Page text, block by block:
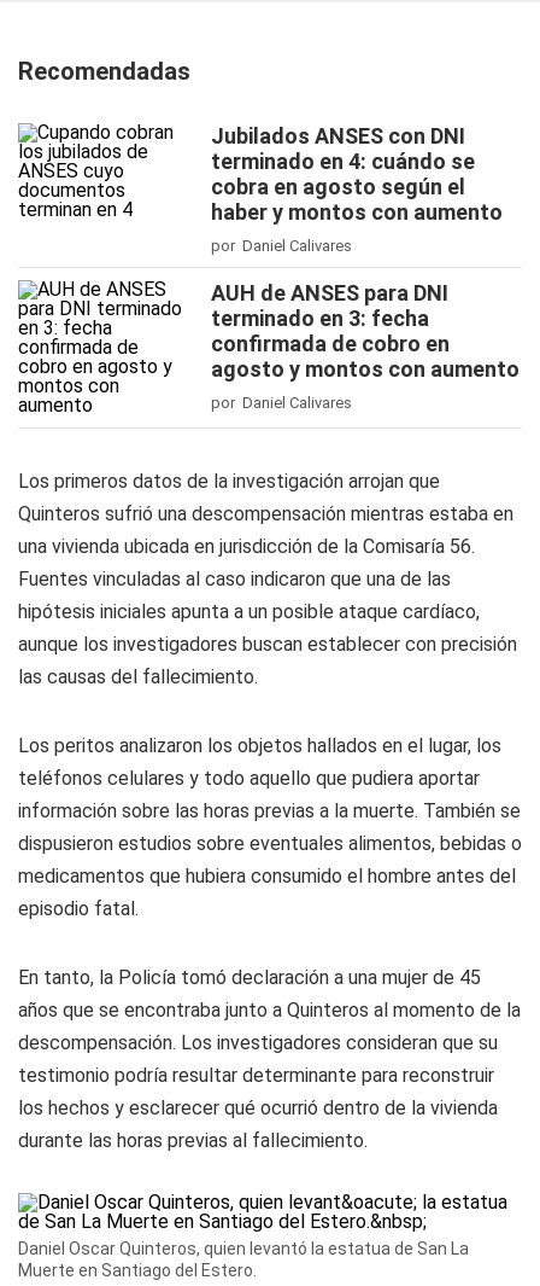
Recomendadas
Jubilados ANSES con DNI
terminado en 4: cuándo se
cobra en agosto según el
haber y montos con aumento
por Daniel Calivares
AUH de ANSES para DNI
terminado en 3: fecha
confirmada de cobro en
agosto y montos con aumento
por Daniel Calivares
Los primeros datos de la investigación arrojan que
Quinteros sufrió una descompensación mientras estaba en
una vivienda ubicada en jurisdicción de la Comisaría 56.
Fuentes vinculadas al caso indicaron que una de las
hipótesis iniciales apunta a un posible ataque cardíaco,
aunque los investigadores buscan establecer con precisión
las causas del fallecimiento.
Los peritos analizaron los objetos hallados en el lugar, los
teléfonos celulares y todo aquello que pudiera aportar
información sobre las horas previas a la muerte. También se
dispusieron estudios sobre eventuales alimentos, bebidas o
medicamentos que hubiera consumido el hombre antes del
episodio fatal.
En tanto, la Policía tomó declaración a una mujer de 45
años que se encontraba junto a Quinteros al momento de la
descompensación. Los investigadores consideran que su
testimonio podría resultar determinante para reconstruir
los hechos y esclarecer qué ocurrió dentro de la vivienda
durante las horas previas al fallecimiento.
Daniel Oscar Quinteros, quien levantó la estatua de San La
Muerte en Santiago del Estero.